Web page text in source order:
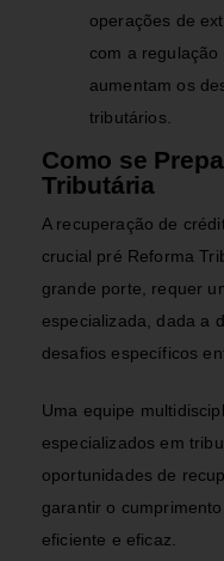
operações de
com a regulação
aumentam os
tributários.
Como se
Tributária
A recuperação de
crucial pré Reforma
grande porte, requer
especializada, dada a
desafios específicos
Uma equipe
especializados em
oportunidades de
garantir o
eficiente e eficaz.